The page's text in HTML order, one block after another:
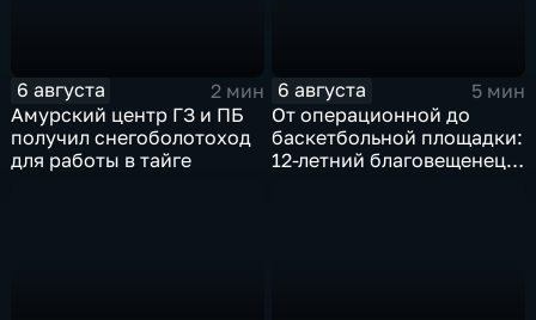
6 августа
2 мин
Амурский центр ГЗ и ПБ
получил снегоболотоход
для работы в тайге
6 августа
5 мин
От операционной до
баскетбольной площадки:
12-летний благовещенец